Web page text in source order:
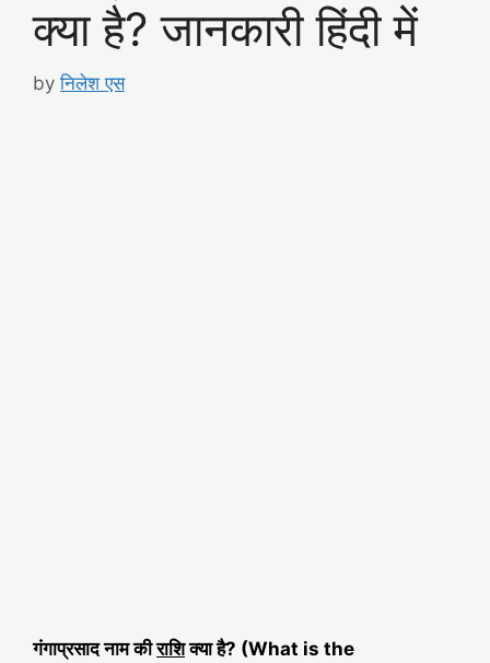
क्या है? जानकारी हिंदी में
byनिलेश एस
गंगाप्रसाद नाम कीराशिक्या है? (What is the